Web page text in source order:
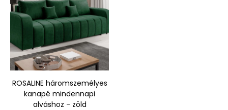
ROSALINE háromszemélyes
kanapé mindennapi
alváshoz - zöld